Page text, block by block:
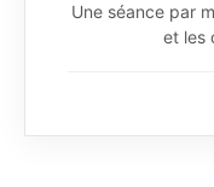
Une séance par
et les